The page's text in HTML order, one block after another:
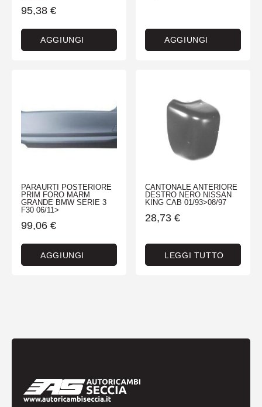
95,38 €
AGGIUNGI AGGIUNGI
PARAURTI POSTERIORE
PRIM FORO MARM
GRANDE BMW SERIE 3
F30 06/11>
99,06 €
AGGIUNGI
CANTONALE ANTERIORE
DESTRO NERO NISSAN
KING CAB 01/93>08/97
28,73 €
LEGGI TUTTO